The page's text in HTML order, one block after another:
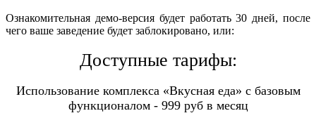
Ознакомительная демо-версия будет работать 30 дней, после
чего ваше заведение будет заблокировано, или:
Доступные тарифы:
Использование комплекса «Вкусная еда» с базовым
функционалом - 999 руб в месяц